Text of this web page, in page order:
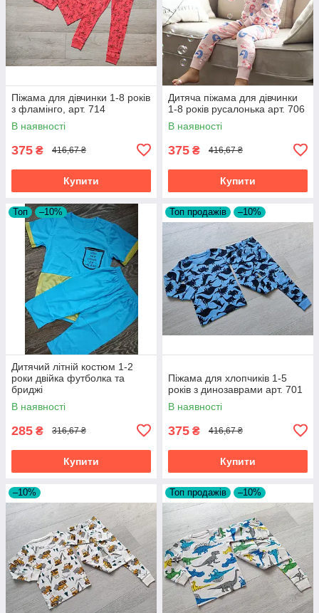
Піжама для дівчинки 1-8 років
з фламінго, арт. 714
В наявності
375 ₴ 416,67 ₴
Купити
Дитяча піжама для дівчинки
1-8 років русалонька арт. 706
В наявності
375 ₴ 416,67 ₴
Купити
Топ –10%
Дитячий літній костюм 1-2
роки двійка футболка та
бриджі
В наявності
285 ₴ 316,67 ₴
Купити
Топ продажів –10%
Піжама для хлопчиків 1-5
років з динозаврами арт. 701
В наявності
375 ₴ 416,67 ₴
Купити
–10% Топ продажів –10%